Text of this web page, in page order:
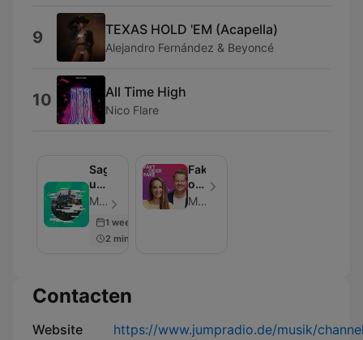
9 TEXAS HOLD 'EM (Acapella)
Alejandro Fernández & Beyoncé
10 All Time High
Nico Flare
Sagen
und
Mythen
Ostens
Mitteldeutscher Rundfunk - Aflevering 60
1 week ago
2 min
Fakt
oder
Fake:
Mitteldeutscher Rundfunk
Contacten
Website https://www.jumpradio.de/musik/